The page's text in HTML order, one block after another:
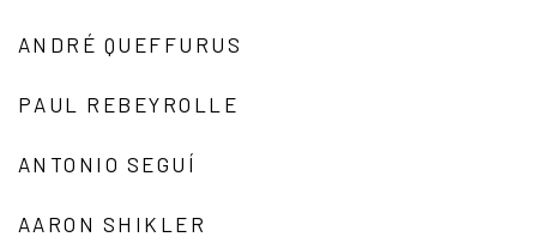
ANDRÉ QUEFFURUS
PAUL REBEYROLLE
ANTONIO SEGUÍ
AARON SHIKLER